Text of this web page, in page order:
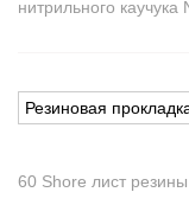
нитрильного каучука
Резиновая
60 Shore лист